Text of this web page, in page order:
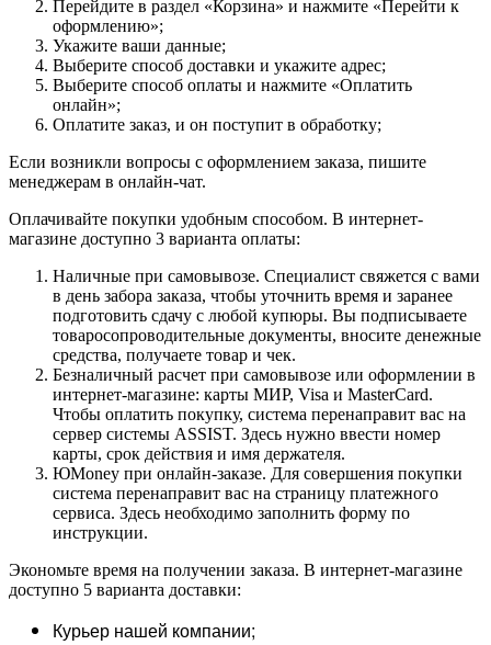
Перейдите в раздел «Корзина» и нажмите «Перейти к
оформлению»;
Укажите ваши данные;
Выберите способ доставки и укажите адрес;
Выберите способ оплаты и нажмите «Оплатить
онлайн»;
Оплатите заказ, и он поступит в обработку;
Если возникли вопросы с оформлением заказа, пишите
менеджерам в онлайн-чат.
Оплачивайте покупки удобным способом. В интернет-
магазине доступно 3 варианта оплаты:
Наличные при самовывозе. Специалист свяжется с вами
в день забора заказа, чтобы уточнить время и заранее
подготовить сдачу с любой купюры. Вы подписываете
товаросопроводительные документы, вносите денежные
средства, получаете товар и чек.
Безналичный расчет при самовывозе или оформлении в
интернет-магазине: карты МИР, Visa и MasterCard.
Чтобы оплатить покупку, система перенаправит вас на
сервер системы ASSIST. Здесь нужно ввести номер
карты, срок действия и имя держателя.
ЮMoney при онлайн-заказе. Для совершения покупки
система перенаправит вас на страницу платежного
сервиса. Здесь необходимо заполнить форму по
инструкции.
Экономьте время на получении заказа. В интернет-магазине
доступно 5 варианта доставки:
Курьер нашей компании;